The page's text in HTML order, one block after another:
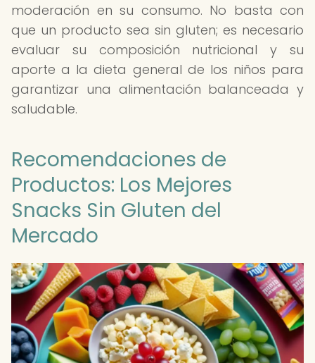
moderación en su consumo. No basta con
que un producto sea sin gluten; es necesario
evaluar su composición nutricional y su
aporte a la dieta general de los niños para
garantizar una alimentación balanceada y
saludable.
Recomendaciones de
Productos: Los Mejores
Snacks Sin Gluten del
Mercado